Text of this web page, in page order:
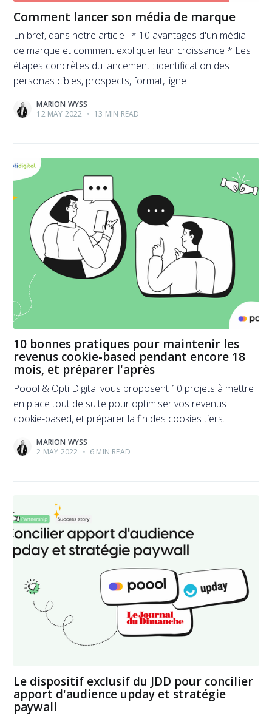
Comment lancer son média de marque
En bref, dans notre article : * 10 avantages d'un média
de marque et comment expliquer leur croissance * Les
étapes concrètes du lancement : identification des
personas cibles, prospects, format, ligne
MARION WYSS
12 MAY 2022 • 13 MIN READ
10 bonnes pratiques pour maintenir les
revenus cookie-based pendant encore 18
mois, et préparer l'après
Poool & Opti Digital vous proposent 10 projets à mettre
en place tout de suite pour optimiser vos revenus
cookie-based, et préparer la fin des cookies tiers.
MARION WYSS
2 MAY 2022 • 6 MIN READ
Le dispositif exclusif du JDD pour concilier
apport d'audience upday et stratégie
paywall